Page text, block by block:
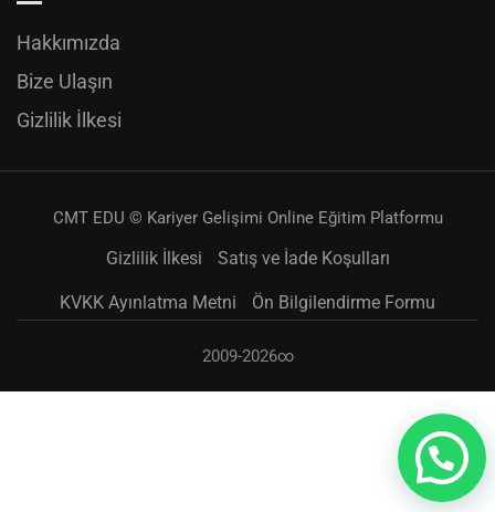
Hakkımızda
Bize Ulaşın
Gizlilik İlkesi
CMT EDU © Kariyer Gelişimi Online Eğitim Platformu
Gizlilik İlkesi Satış ve İade Koşulları
KVKK Ayınlatma Metni Ön Bilgilendirme Formu
2009-2026∞